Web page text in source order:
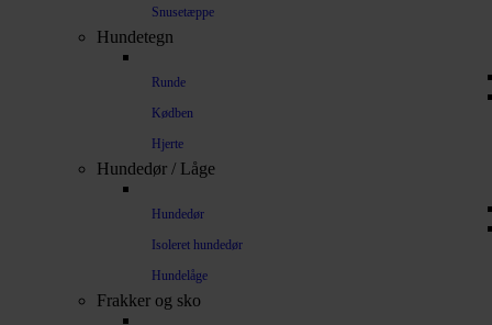
Snusetæppe
Hundetegn
Runde
Kødben
Hjerte
Hundedør / Låge
Hundedør
Isoleret hundedør
Hundelåge
Frakker og sko